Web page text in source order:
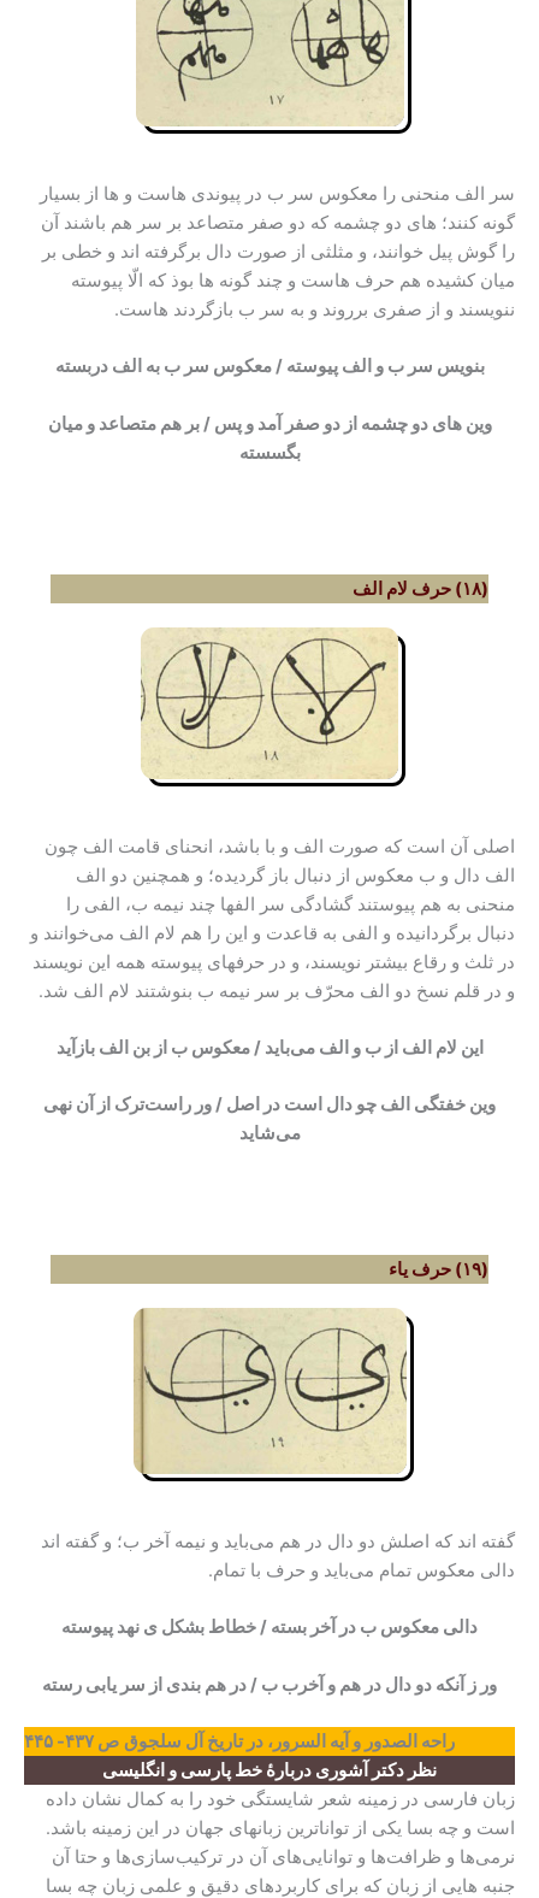
سر الف منحنی را معکوس سر ب در پیوندی هاست و ها از بسیار
گونه کنند؛ های دو چشمه که دو صفر متصاعد بر سر هم باشند آن
را گوش پیل خوانند، و مثلثی از صورت دال برگرفته اند و خطی بر
میان کشیده هم حرف هاست و چند گونه ها بوذ که الّا پیوسته
ننویسند و از صفری برروند و به سر ب بازگردند هاست.
بنویس سر ب و الف پیوسته / معکوس سر ب به الف دربسته
وین های دو چشمه از دو صفر آمد و پس / بر هم متصاعد و میان
بگسسته
(۱۸) حرف لام الف
اصلی آن است که صورت الف و با باشد، انحنای قامت الف چون
الف دال و ب معکوس از دنبال باز گردیده؛ و همچنین دو الف
منحنی به هم پیوستند گشادگی سر الفها چند نیمه ب، الفی را
دنبال برگردانیده و الفی به قاعدت و این را هم لام الف می‌خوانند و
در ثلث و رقاع بیشتر نویسند، و در حرفهای پیوسته همه این نویسند
و در قلم نسخ دو الف محرّف بر سر نیمه ب بنوشتند لام الف شد.
این لام الف از ب و الف می‌باید / معکوس ب از بن الف بازآید
وین خفتگی الف چو دال است در اصل / ور راست‌ترک از آن نهی
می‌شاید
(۱۹) حرف یاء
گفته اند که اصلش دو دال در هم می‌باید و نیمه آخر ب؛ و گفته اند
دالی معکوس تمام می‌باید و حرف با تمام.
دالی معکوس ب در آخر بسته / خطاط بشکل ی نهد پیوسته
ور ز آنکه دو دال در هم و آخرب ب / در هم بندی از سر یابی رسته
راحه الصدور و آیه السرور، در تاریخ آل سلجوق ص ۴۳۷- ۴۴۵
نظر دکتر آشوری دربارۀ خط پارسی و انگلیسی
زبان فارسی در زمینه شعر شایستگی خود را به کمال نشان داده
است و چه بسا یکی از تواناترین زبانهای جهان در این زمینه باشد.
نرمی‌ها و ظرافت‌ها و توانایی‌های آن در ترکیب‌سازی‌ها و حتا آن
جنبه هایی از زبان که برای کاربردهای دقیق و علمی زبان چه بسا